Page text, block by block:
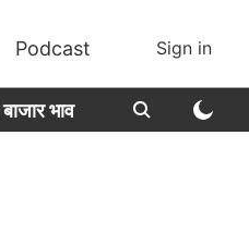
Podcast Sign in
भाव